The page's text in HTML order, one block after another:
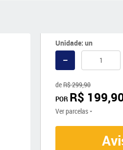
Unidade: un
deR$ 299,90
POR R$
Ver parcelas